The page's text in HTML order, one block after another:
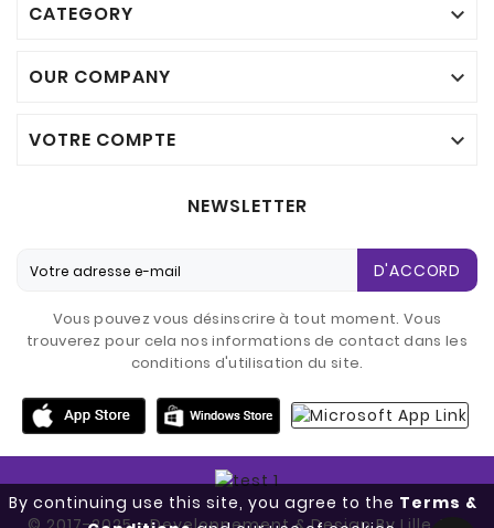
By continuing use this site, you agree to the Terms &
CATEGORY 
OUR COMPANY 
VOTRE COMPTE 
NEWSLETTER
D'ACCORD
Vous pouvez vous désinscrire à tout moment. Vous
trouverez pour cela nos informations de contact dans les
conditions d'utilisation du site.